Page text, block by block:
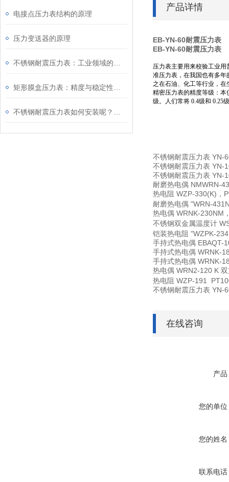
电接点压力表结构的原理
压力变送器的原理
产品详情
EB-YN-60耐震压力表
EB-YN-60耐震压力表
压力表主要用来校验工业
准压力表，在我国也有多年
之在石油、化工等行业，
精密压力表的精度等级：本
级。人们常将 0.4级和 0.25
不锈钢耐震压力表 YN-
不锈钢耐震压力表 YN-
不锈钢耐震压力表 YN-
耐磨热电偶 NMWRN-
热电阻 WZP-330(K)，
耐磨热电偶 "WRN-
热电偶 WRNK-230NM
不锈钢双金属温度计
铠装热电阻 "WZPK-
手持式热电偶 EBAQT-
手持式热电偶 WRNK-
手持式热电偶 WRNK-
热电偶 WRN2-120 K
热电阻 WZP-191
不锈钢耐震压力表 YN-
在线咨询
产品
您的单位
您的姓名
联系电话